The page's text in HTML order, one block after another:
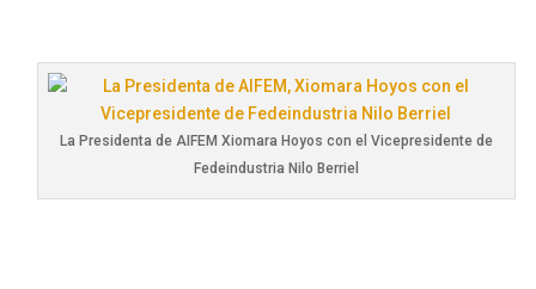
La Presidenta de AIFEM Xiomara Hoyos con el Vicepresidente de
Fedeindustria Nilo Berriel